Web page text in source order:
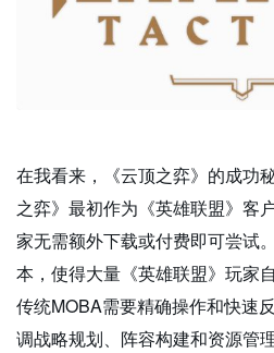
在我看来，《云顶之弈》的成功
之弈》最初作为《英雄联盟》客
家无需额外下载或付费即可尝试
本，使得大量《英雄联盟》玩家
传统MOBA需要精确操作和快速
调战略规划、阵容构建和资源管